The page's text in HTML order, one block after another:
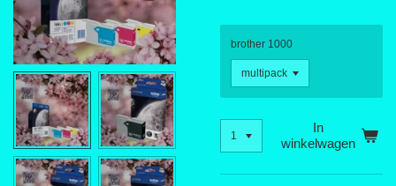
brother 1000
In
winkelwagen